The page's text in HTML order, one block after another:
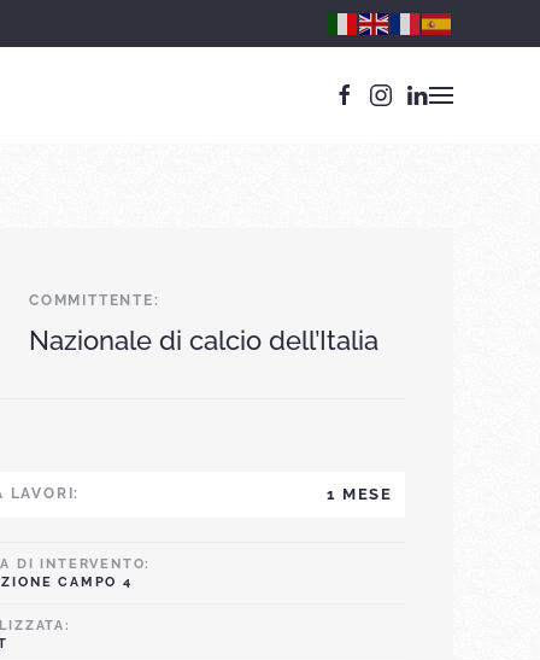
COMMITTENTE:
Nazionale di calcio dell’Italia
LAVORI: 1 MESE
DI INTERVENTO:
CAMPO 4